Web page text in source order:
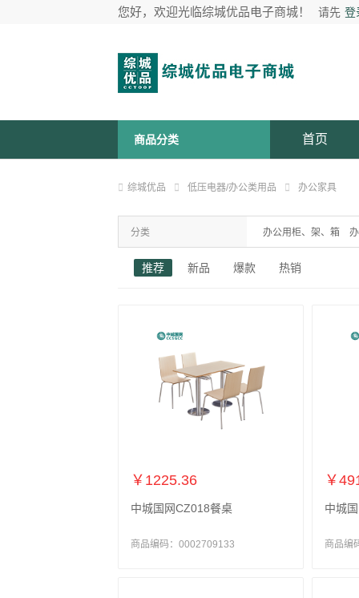
您好，欢迎光临综城优品电子商城！ 请先 登
商品分类 首页
综城优品 低压电器/办公类用品 办公家具
分类 办公用柜、架、箱
茶几
推荐 新品 爆款 热销
￥1225.36
中城国网CZ018餐桌
商品编码：0002709133
￥
中城
商品编